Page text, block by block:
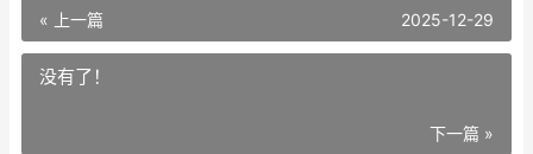
« 上一篇 2025-12-29
没有了！
下一篇 »